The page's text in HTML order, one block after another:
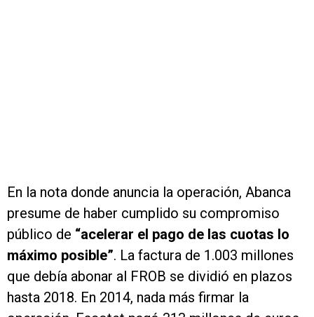
En la nota donde anuncia la operación, Abanca
presume de haber cumplido su compromiso
público de “acelerar el pago de las cuotas lo
máximo posible”. La factura de 1.003 millones
que debía abonar al FROB se dividió en plazos
hasta 2018. En 2014, nada más firmar la